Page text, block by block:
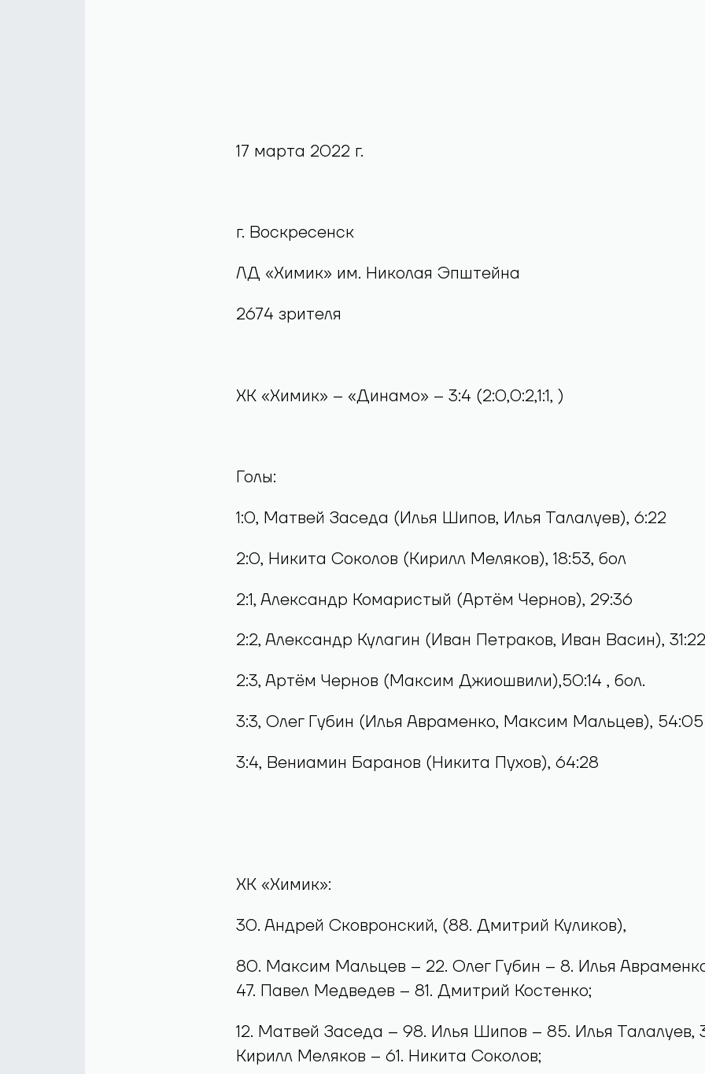
17 марта 2022 г.
г. Воскресенск
ЛД «Химик» им. Николая Эпштейна
2674 зрителя
ХК «Химик» – «Динамо» – 3:4 (2:0,0:2,1:1, )
Голы:
1:0, Матвей Заседа (Илья Шипов, Илья Талалуев), 6:22
2:0, Никита Соколов (Кирилл Меляков), 18:53, бол
2:1, Александр Комаристый (Артём Чернов), 29:36
2:2, Александр Кулагин (Иван Петраков, Иван Васин), 31:22
2:3, Артём Чернов (Максим Джиошвили),50:14 , бол.
3:3, Олег Губин (Илья Авраменко, Максим Мальцев), 54:05
3:4, Вениамин Баранов (Никита Пухов), 64:28
ХК «Химик»:
30. Андрей Сковронский, (88. Дмитрий Куликов),
80. Максим Мальцев – 22. Олег Губин – 8. Илья
47. Павел Медведев – 81. Дмитрий Костенко;
12. Матвей Заседа – 98. Илья Шипов – 85. Илья Талалуев,
Кирилл Меляков – 61. Никита Соколов;